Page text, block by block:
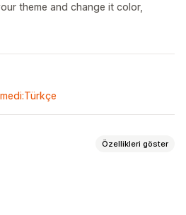
theme and change it color,
Özellikleri göster